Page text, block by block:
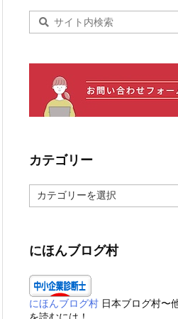
カテゴリー
テ
ー
にほんブログ村
にほんブログ村 日本ブログ村〜
を読むには！